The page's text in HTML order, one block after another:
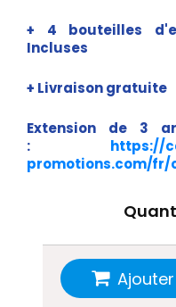
+ 4 bouteilles
Incluses
+ Livraison gratuite
Extension de 3
:
https://
promotions.com/fr/